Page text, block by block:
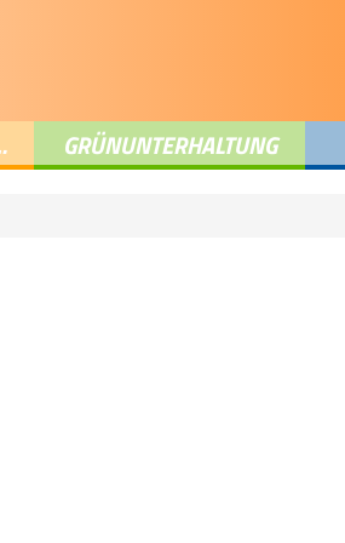
GRÜNUNTERHALTUNG